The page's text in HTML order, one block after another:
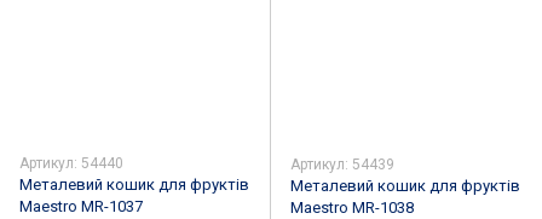
Артикул: 54440
Металевий кошик для фруктів
Maestro MR-1037
Артикул: 54439
Металевий кошик для фруктів
Maestro MR-1038